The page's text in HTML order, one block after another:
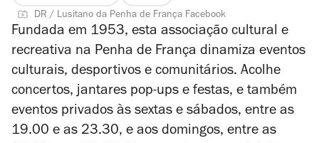
DR / Lusitano da Penha de França Facebook
Fundada em 1953, esta associação cultural e
recreativa na Penha de França dinamiza eventos
culturais, desportivos e comunitários. Acolhe
concertos, jantares pop-ups e festas, e também
eventos privados às sextas e sábados, entre as
19.00 e as 23.30, e aos domingos, entre as